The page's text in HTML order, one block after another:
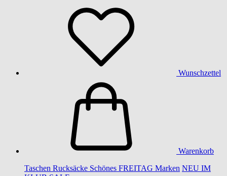
Wunschzettel
Warenkorb
Taschen Rucksäcke Schönes FREITAG Marken NEU IM